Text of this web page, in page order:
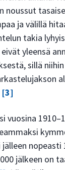
noussut
ja välillä
takia
yleensä
sillä
[3]
vuosina
nopeasti
jälkeen on